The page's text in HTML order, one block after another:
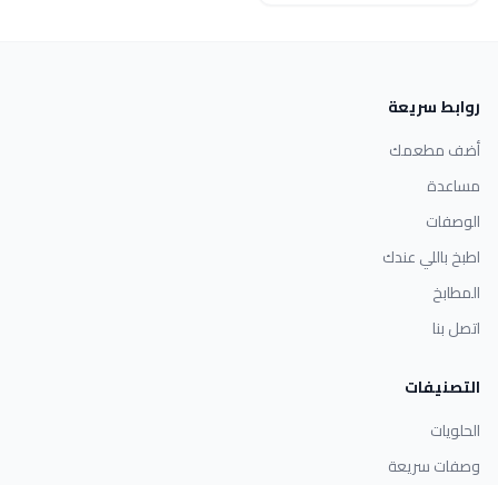
روابط سريعة
أضف مطعمك
مساعدة
الوصفات
اطبخ باللي عندك
المطابخ
اتصل بنا
التصنيفات
الحلويات
وصفات سريعة